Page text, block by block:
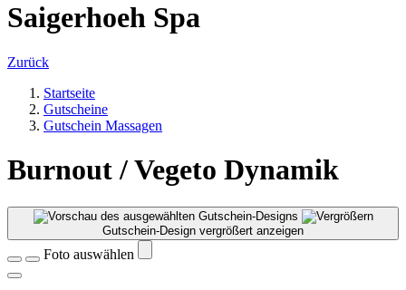
Saigerhoeh Spa
Zurück
Startseite
Gutscheine
Gutschein Massagen
Burnout / Vegeto Dynamik
Gutschein-Design vergrößert anzeigen
Foto auswählen